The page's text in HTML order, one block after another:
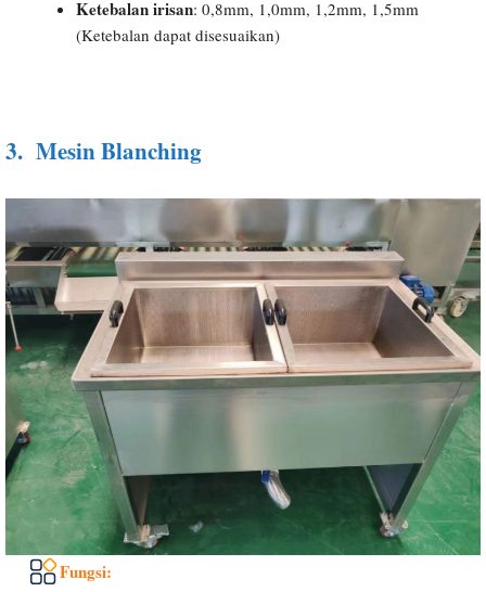
Ketebalan irisan: 0,8mm, 1,0mm, 1,2mm, 1,5mm
(Ketebalan dapat disesuaikan)
3. Mesin Blanching
Fungsi: